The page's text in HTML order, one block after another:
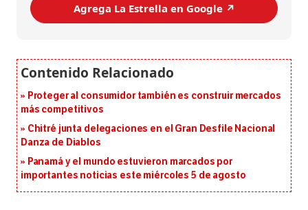
Agrega La Estrella en Google ↗️
Proteger al consumidor también es construir mercados
más competitivos
Chitré junta delegaciones en el Gran Desfile Nacional
Danza de Diablos
Panamá y el mundo estuvieron marcados por
importantes noticias este miércoles 5 de agosto